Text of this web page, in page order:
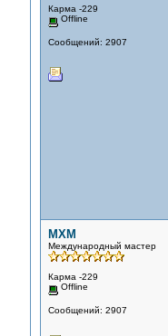
Карма -229
Offline
Сообщений: 2907
MXM
Международный мастер
Карма -229
Offline
Сообщений: 2907